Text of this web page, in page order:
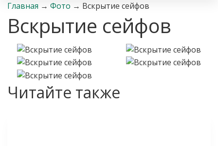
Главная → Фото → Вскрытие сейфов
Вскрытие сейфов
Читайте также